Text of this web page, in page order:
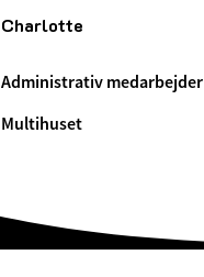
Charlotte
Administrativ medarbejder
Multihuset